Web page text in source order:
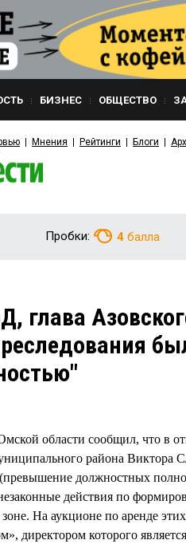
БИЗНЕС ОБЩЕСТВО
Мнения Рейтинги Блоги
Пробки: 4 балла
глава
области сообщил, что в
района
(превышение должностных
действия по
На аукционе по аренде
директором которого